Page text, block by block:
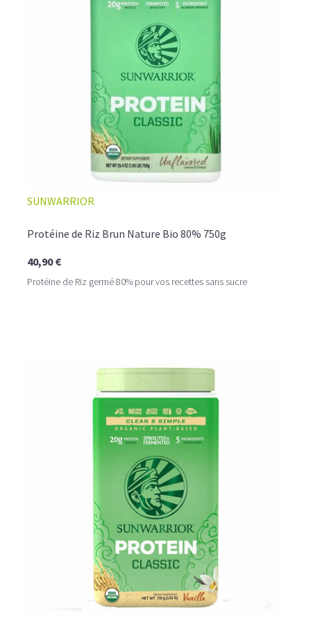
provoquer des ballonnements.Le pois est la plus
C'est également une protéine anti-catabolique très
intéressante pour la perte de graisses.
LA PROTÉINE DE RIZ BIO, UNE VARIANTE SANS
GLUTEN À DÉCOUVRIR
proteine rizprovient de grains entiers de riz complet
biologique et contient 82% de protéines. Après votre
entraînement, préparez vous un délicieux shaker riche en
protéines vegan bio, qui vous apportera l'ensemble des
acides aminés essentiels à la reconstruction de votre
QUELLE PROTÉINE VÉGÉTALE EN POUDRE
Il est délicat de vous orienter vers une protéine plus
qu’une autre sachant qu'en matière de nutrition
sportive, un produit peut convenir à une personne et pas
à une autre, que les goûts et préférences restent des
choix personnels. Le meilleur conseil serait de varier et
d'alterner vos sources de protéines. Nous vous
recommandons les poudre proteine vegan
taux minimum de 70% en post training et celles à
40/60% pour les encas le matin, à 16H ou comme
substitut de repas. Les mélanges multi-sources ont un
meilleur ratio en acides aminés etleur
SUNWARRIOR
Protéine de Riz Brun Nature Bio 80% 750g
40,90 €
Protéine de Riz germé 80% pour vos recettes sans sucre